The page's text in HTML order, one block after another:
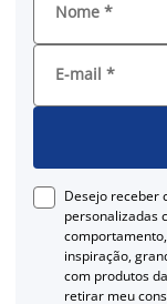
Nome *
E-mail *
Desejo receber
personalizadas
inspiração,
com produtos da
retirar meu